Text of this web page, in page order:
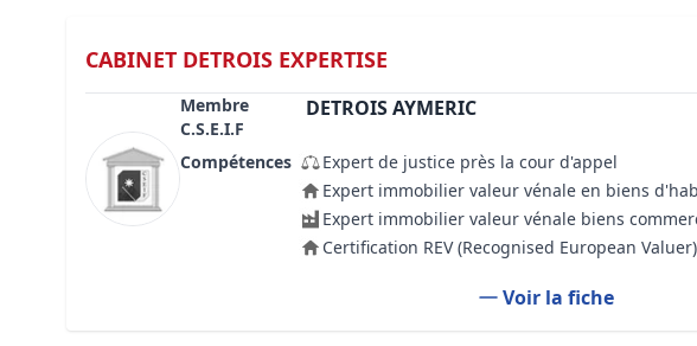
CABINET DETROIS EXPERTISE
Membre
C.S.E.I.F
DETROIS AYMERIC
Compétences
Expert de justice près la cour d'appel
Expert immobilier valeur vénale en biens
Expert immobilier valeur vénale biens
Certification REV (Recognised European
Voir la fiche